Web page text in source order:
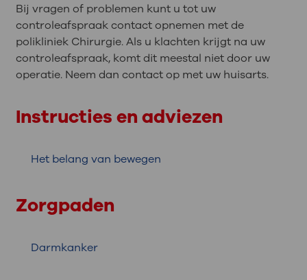
Bij vragen of problemen kunt u tot uw
controleafspraak contact opnemen met de
polikliniek Chirurgie. Als u klachten krijgt na uw
controleafspraak, komt dit meestal niet door uw
operatie. Neem dan contact op met uw huisarts.
Instructies en adviezen
Het belang van bewegen
Zorgpaden
Darmkanker